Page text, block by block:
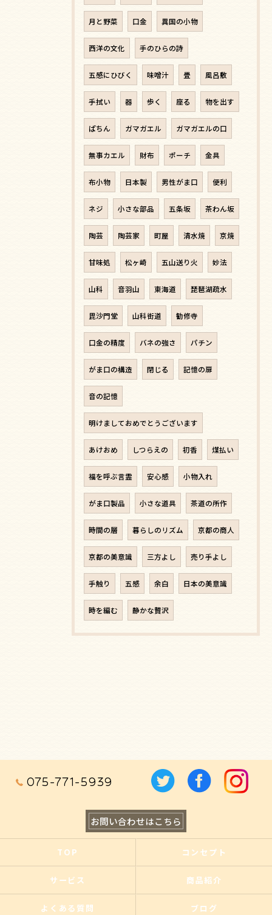
月と野菜 口金 異国の小物
西洋の文化 手のひらの詩
五感にひびく 味噌汁 畳 風呂敷
手拭い 器 歩く 座る 物を出す
ぱちん ガマガエル ガマガエルの口
無事カエル 財布 ポーチ 金具
布小物 日本製 男性がま口 便利
ネジ 小さな部品 五条坂 茶わん坂
陶芸 陶芸家 町屋 清水焼 京焼
甘味処 松ヶ崎 五山送り火 妙法
山科 音羽山 東海道 琵琶湖疏水
毘沙門堂 山科街道 勧修寺
口金の精度 バネの強さ パチン
がま口の構造 閉じる 記憶の扉
音の記憶
明けましておめでとうございます
あけおめ しつらえの 初香 煤払い
福を呼ぶ言霊 安心感 小物入れ
がま口製品 小さな道具 茶道の所作
時間の層 暮らしのリズム 京都の商人
京都の美意識 三方よし 売り手よし
手触り 五感 余白 日本の美意識
時を編む 静かな贅沢
075-771-5939
お問い合わせはこちら
TOP コンセプト
サービス 商品紹介
よくある質問 ブログ